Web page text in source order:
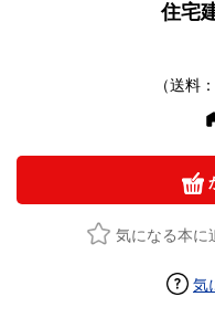
住宅
（送料
気になる本に
気